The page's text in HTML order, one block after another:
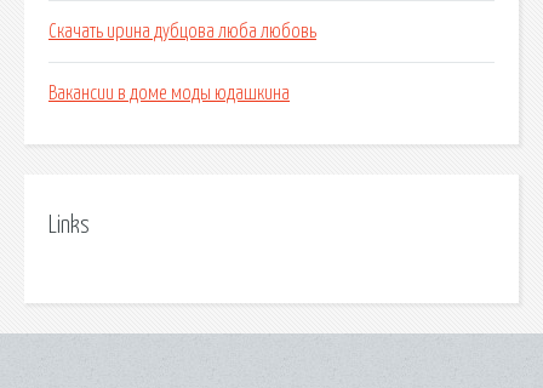
Скачать ирина дубцова люба любовь
Вакансии в доме моды юдашкина
Links